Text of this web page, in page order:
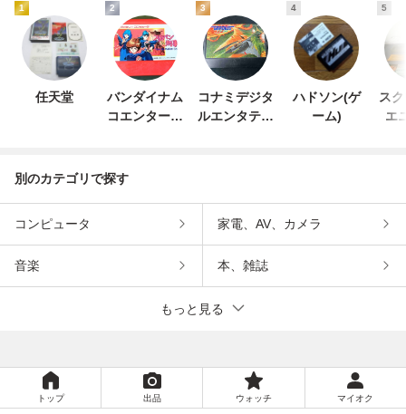
1
任天堂
2
バンダイナム
コエンターテ
3
コナミデジタ
ルエンタテイ
4
ハドソン(ゲ
ーム)
5
ス
エ
別のカテゴリで探す
コンピュータ 家電、AV、カメラ
音楽 本、雑誌
もっと見る
トップ 出品 ウォッチ マイオク